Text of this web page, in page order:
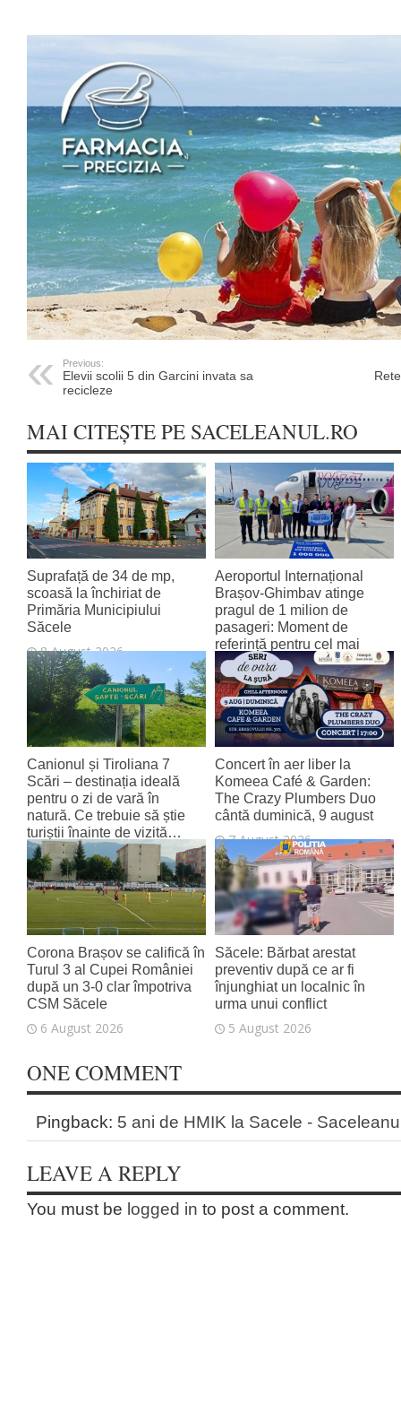
Previous:
Elevii scolii 5 din Garcini invata sa
recicleze
MAI CITEȘTE PE SACELEANUL.RO
Suprafață de 34 de mp,
scoasă la închiriat de
Primăria Municipiului
Săcele
8 August 2026
Aeroportul Internațional
Brașov‑Ghimbav atinge
pragul de 1 milion de
pasageri: Moment de
referință pentru cel mai
tânăr aeroport al țării
8 August 2026
Canionul și Tiroliana 7
Scări – destinația ideală
pentru o zi de vară în
natură. Ce trebuie să știe
turiștii înainte de vizită…
7 August 2026
Concert în aer liber la
Komeea Café & Garden:
The Crazy Plumbers Duo
cântă duminică, 9 august
7 August 2026
Corona Brașov se califică în
Turul 3 al Cupei României
după un 3-0 clar împotriva
CSM Săcele
6 August 2026
Săcele: Bărbat arestat
preventiv după ce ar fi
înjunghiat un localnic în
urma unui conflict
5 August 2026
ONE COMMENT
Pingback: 5 ani de HMIK la Sacele -
LEAVE A REPLY
You must be logged in to post a comment.